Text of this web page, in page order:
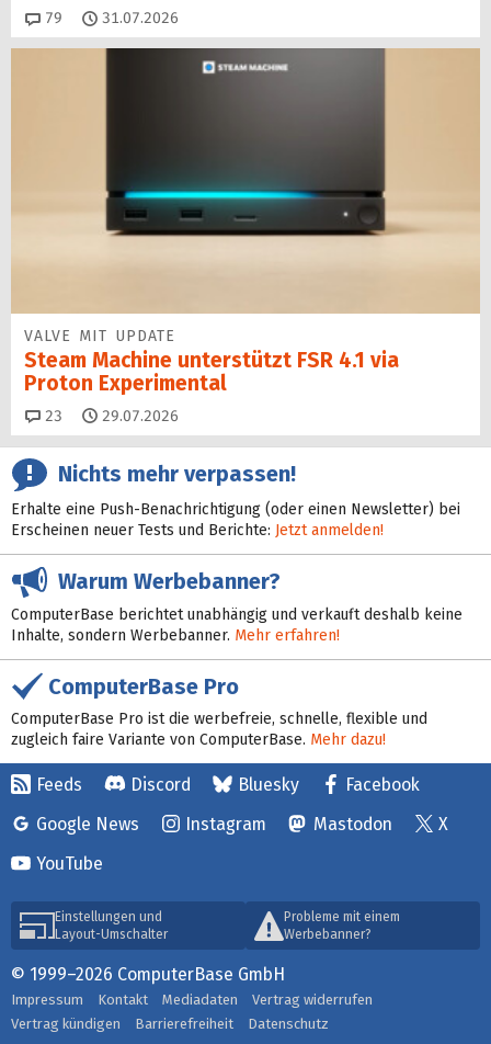
79 Kommentare
31.07.2026
VALVE MIT UPDATE
Steam Machine unterstützt FSR 4.1 via
Proton Experimental
23 Kommentare
29.07.2026
Nichts mehr verpassen!
Erhalte eine Push-Benachrichtigung (oder einen Newsletter) bei
Erscheinen neuer Tests und Berichte: Jetzt anmelden!
Warum Werbebanner?
ComputerBase berichtet unabhängig und verkauft deshalb keine
Inhalte, sondern Werbebanner. Mehr erfahren!
ComputerBase Pro
ComputerBase Pro ist die werbefreie, schnelle, flexible und
zugleich faire Variante von ComputerBase. Mehr dazu!
Feeds Discord Bluesky
Facebook
Google News
Instagram Mastodon
X
YouTube
Einstellungen und
Layout-Umschalter
Probleme mit einem
Werbebanner?
© 1999–2026 ComputerBase GmbH
Impressum Kontakt Mediadaten
Vertrag widerrufen
Vertrag kündigen
Barrierefreiheit Datenschutz